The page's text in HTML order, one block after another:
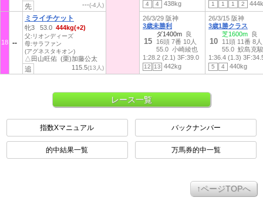
---(-4人)
先
18
ミライチケット
牝3 53.0 444kg(+2)
父:リオンディーズ
母:サラファン
(アグネスタキオン)
△田山旺佑 (栗)加藤公太
115.5(13人)
追
4 4 438kg 1 1 1 2
26/3/29 阪神
3歳未勝利
15
ダ1400m 良
16頭 7番 10人
55.0 小崎綾也
1:28.2 (2.1) 3F:39.0
12 13 442kg
26/3/15 阪神
3歳1勝クラス
10
芝1600m 良
11頭 11番 8人
55.0 鮫島克駿
1:36.4 (1.3)
5 4 440kg
レース一覧
指数Xマニュアル バックナンバー
的中結果一覧 万馬券的中一覧
↑ページTOPへ